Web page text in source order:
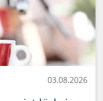
03.08.2026